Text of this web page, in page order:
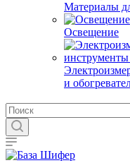
Материалы
Освещение
и